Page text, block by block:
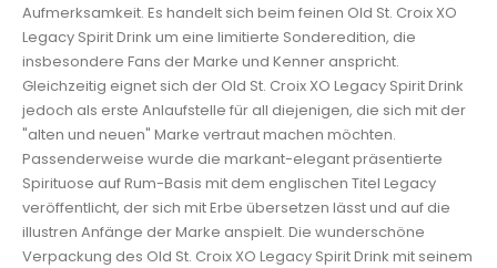
Aufmerksamkeit. Es handelt sich beim feinen Old St. Croix XO
Legacy Spirit Drink um eine limitierte Sonderedition, die
insbesondere Fans der Marke und Kenner anspricht.
Gleichzeitig eignet sich der Old St. Croix XO Legacy Spirit Drink
jedoch als erste Anlaufstelle für all diejenigen, die sich mit der
"alten und neuen" Marke vertraut machen möchten.
Passenderweise wurde die markant-elegant präsentierte
Spirituose auf Rum-Basis mit dem englischen Titel Legacy
veröffentlicht, der sich mit Erbe übersetzen lässt und auf die
illustren Anfänge der Marke anspielt. Die wunderschöne
Verpackung des Old St. Croix XO Legacy Spirit Drink mit seinem